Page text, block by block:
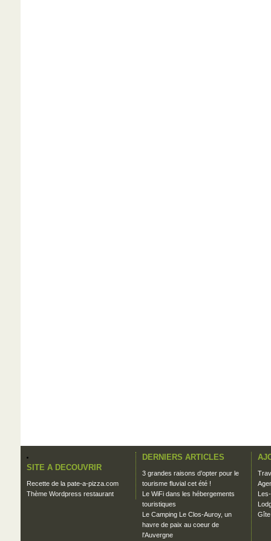
SITE A DECOUVRIR
Recette de la pate-a-pizza.com
Thème Wordpress restaurant
DERNIERS ARTICLES
3 grandes raisons d’opter pour le
tourisme fluvial cet été !
Le WiFi dans les hébergements
touristiques
Le Camping Le Clos-Auroy, un
havre de paix au coeur de
l'Auvergne